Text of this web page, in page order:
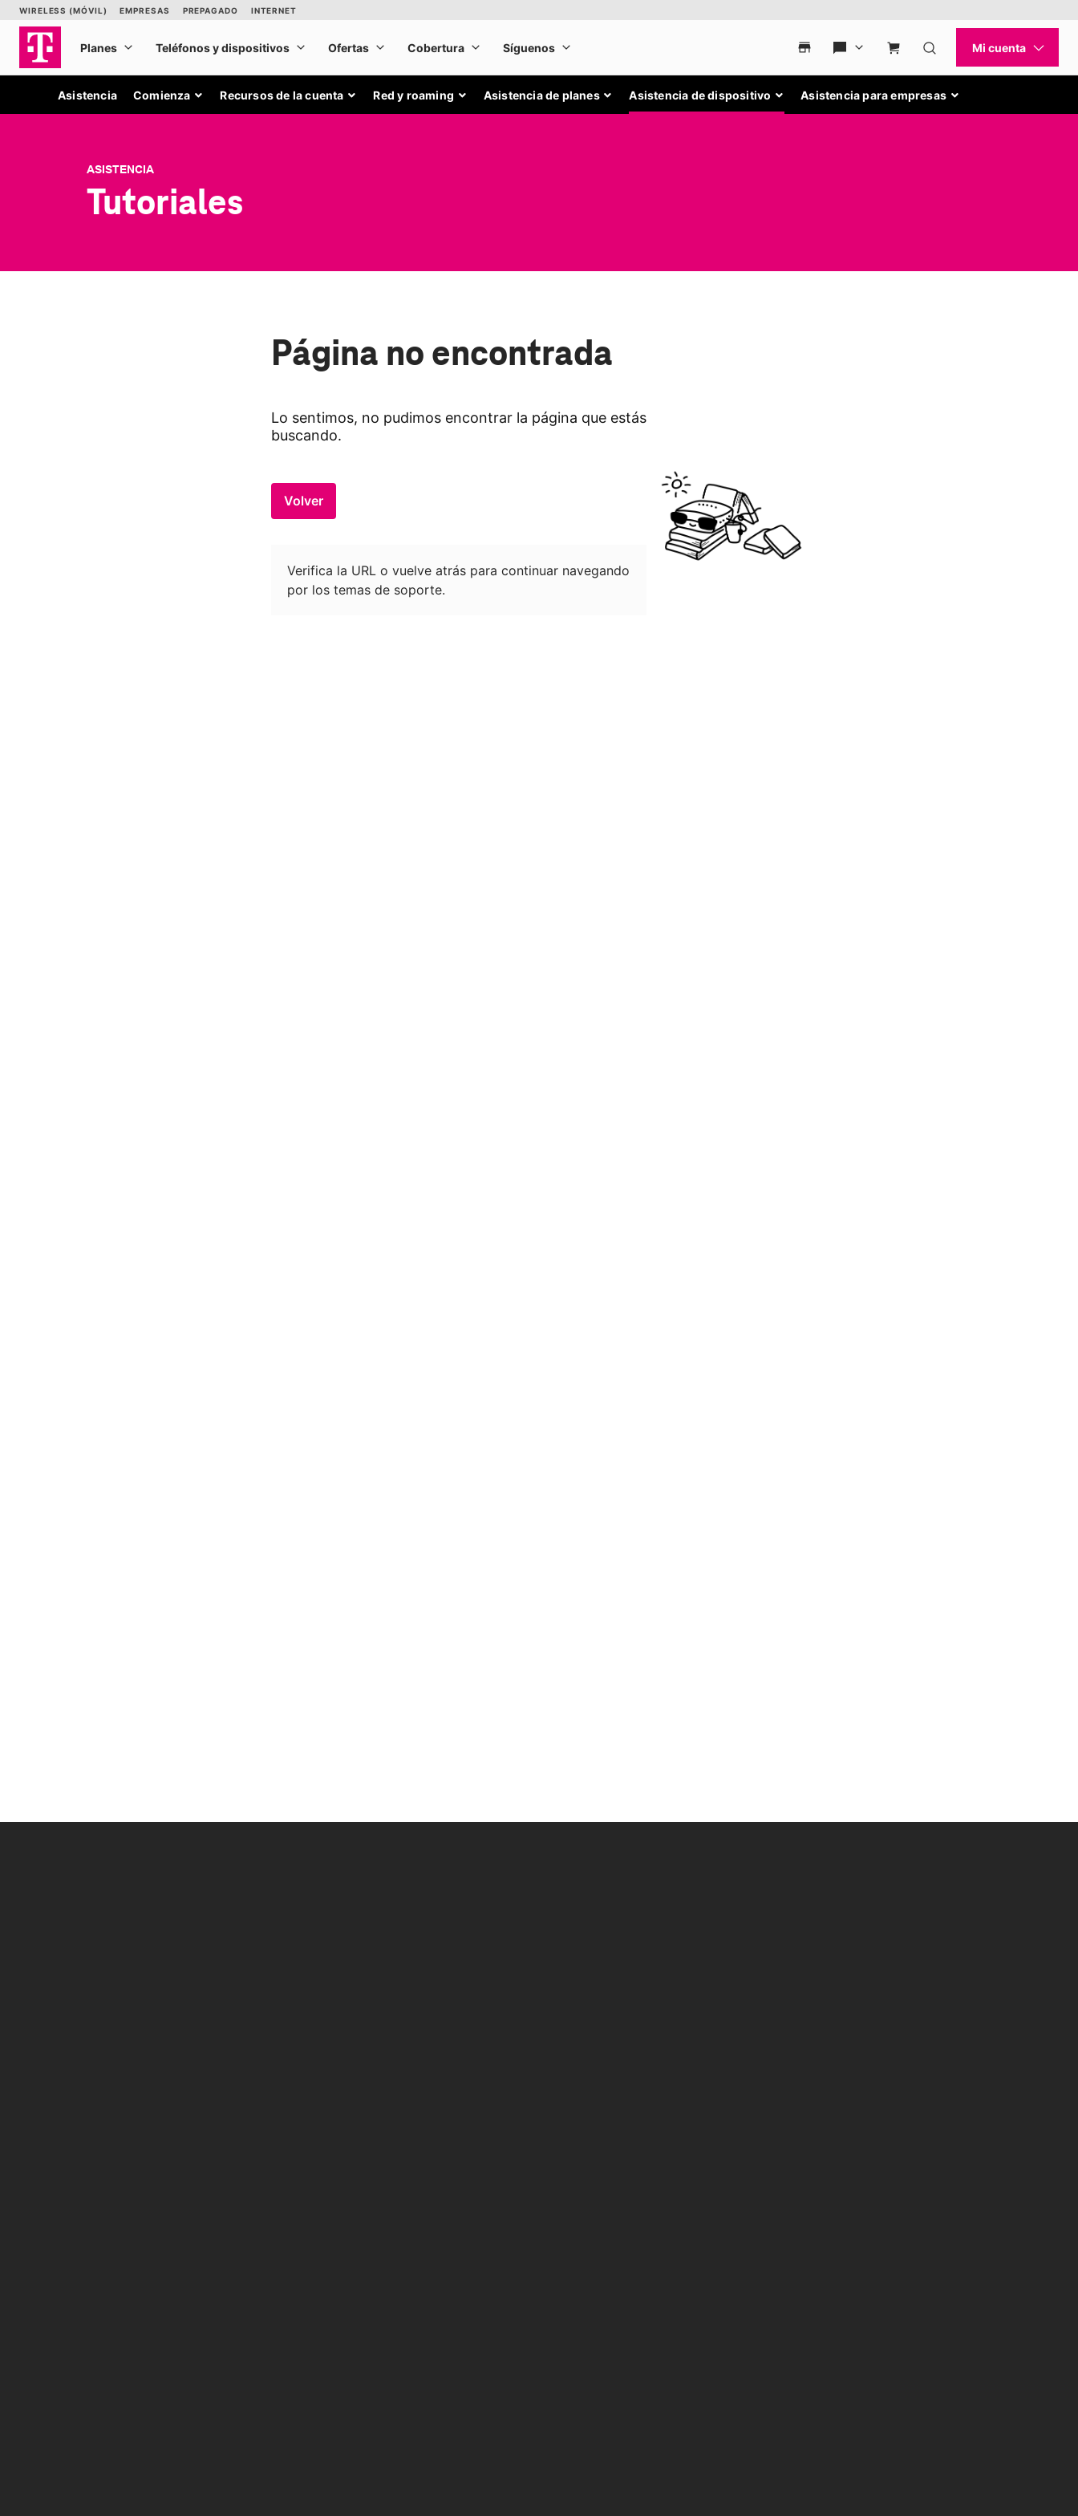
Asistencia Comienza Recursos de la cuenta Red y roaming Asistencia de planes Asistencia de dispositivo Asistencia para empresas
ASISTENCIA
Tutoriales